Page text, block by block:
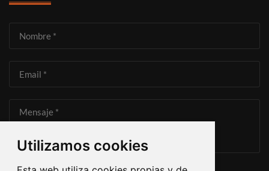
Utilizamos cookies